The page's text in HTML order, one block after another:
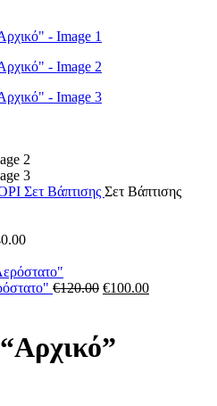
Σετ Βάπτισης Σετ Βάπτισης
€120.00 Original
€120.00.
€100.00Η